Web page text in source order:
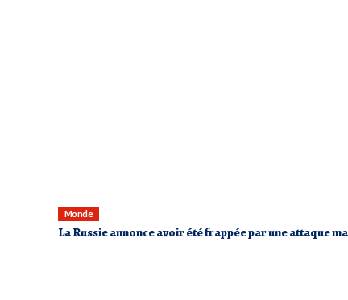
Monde
La Russie annonce avoir été frappée par une attaque